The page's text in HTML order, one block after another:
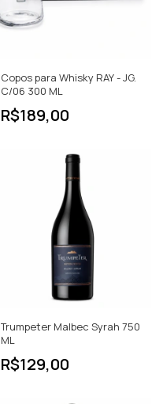
Copos para Whisky RAY - JG.
C/06 300 ML
R$189,00
Trumpeter Malbec Syrah 750
ML
R$129,00